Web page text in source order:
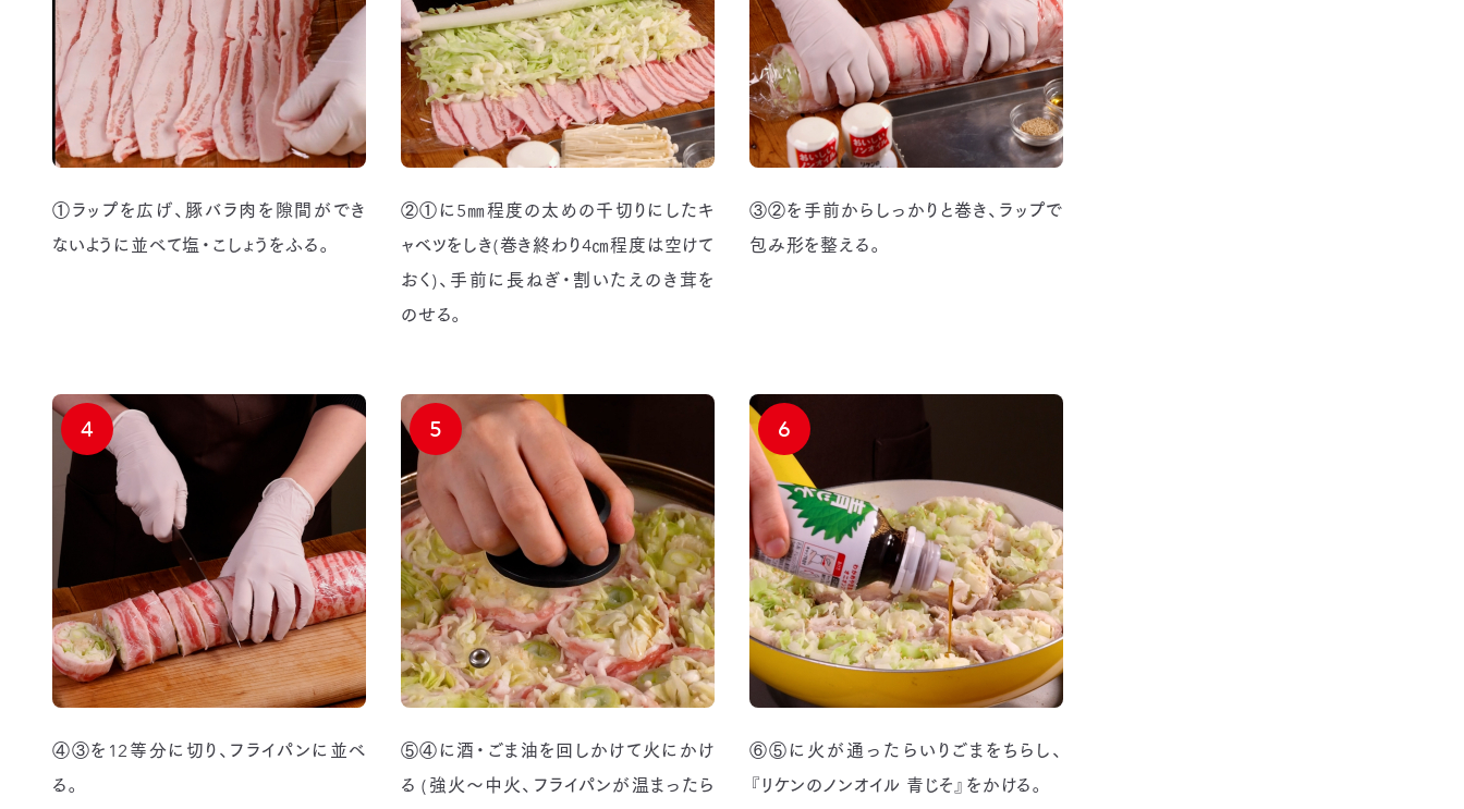
①ラップを広げ、豚バラ肉を隙間ができ
ないように並べて塩・こしょうをふる。
②①に5㎜程度の太めの千切りにしたキ
ャベツをしき(巻き終わり4㎝程度は空けて
おく)、手前に長ねぎ・割いたえのき茸を
のせる。
③②を手前からしっかりと巻き、ラップで
包み形を整える。
④③を12等分に切り、フライパンに並べ
る。
4
⑤④に酒・ごま油を回しかけて火にかけ
る (強火～中火、フライパンが温まったら
5
⑥⑤に火が通ったらいりごまをちらし、
『リケンのノンオイル 青じそ』をかける。
6